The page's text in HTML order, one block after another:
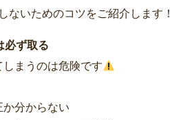
ないためのコツをご紹介します！
ず取る
まうのは危険です
分からない